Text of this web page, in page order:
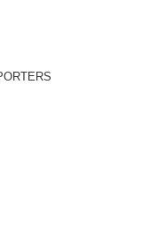
が期間
表参道店が
バーガーを
とうござい